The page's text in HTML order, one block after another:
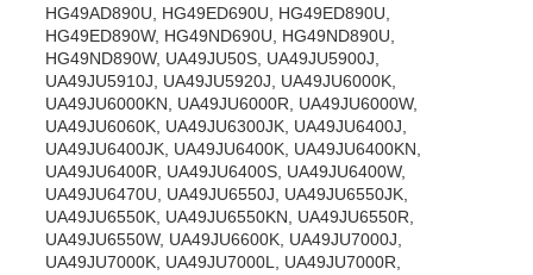
HG49AD890U, HG49ED690U, HG49ED890U,
HG49ED890W, HG49ND690U, HG49ND890U,
HG49ND890W, UA49JU50S, UA49JU5900J,
UA49JU5910J, UA49JU5920J, UA49JU6000K,
UA49JU6000KN, UA49JU6000R, UA49JU6000W,
UA49JU6060K, UA49JU6300JK, UA49JU6400J,
UA49JU6400JK, UA49JU6400K, UA49JU6400KN,
UA49JU6400R, UA49JU6400S, UA49JU6400W,
UA49JU6470U, UA49JU6550J, UA49JU6550JK,
UA49JU6550K, UA49JU6550KN, UA49JU6550R,
UA49JU6550W, UA49JU6600K, UA49JU7000J,
UA49JU7000K, UA49JU7000L, UA49JU7000R,